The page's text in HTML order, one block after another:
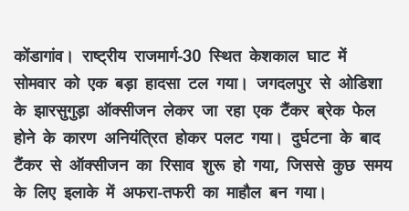
कोंडागांव। राष्ट्रीय राजमार्ग-30 स्थित केशकाल घाट में
सोमवार को एक बड़ा हादसा टल गया। जगदलपुर से ओडिशा
के झारसुगुड़ा ऑक्सीजन लेकर जा रहा एक टैंकर ब्रेक फेल
होने के कारण अनियंत्रित होकर पलट गया। दुर्घटना के बाद
टैंकर से ऑक्सीजन का रिसाव शुरू हो गया, जिससे कुछ समय
के लिए इलाके में अफरा-तफरी का माहौल बन गया।